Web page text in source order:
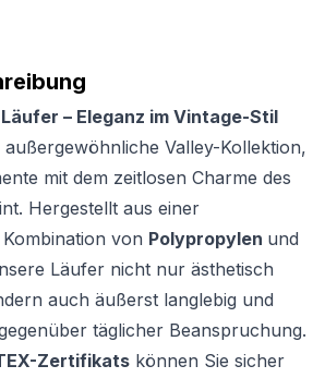
– Eleganz im Vintage-Stil
außergewöhnliche Valley-Kollektion,
mit dem zeitlosen Charme des
Hergestellt aus einer
von Polypropylen und
Läufer nicht nur ästhetisch
auch äußerst langlebig und
täglicher Beanspruchung.
Zertifikats können Sie sicher